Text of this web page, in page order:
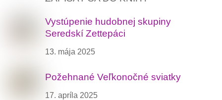
Vystúpenie hudobnej skupiny
Seredskí Zettepáci
13. mája 2025
Požehnané Veľkonočné sviatky
17. apríla 2025